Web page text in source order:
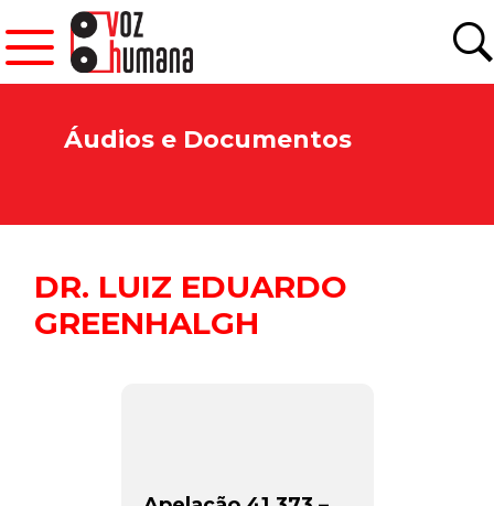
Áudios e Documentos
DR. LUIZ EDUARDO
GREENHALGH